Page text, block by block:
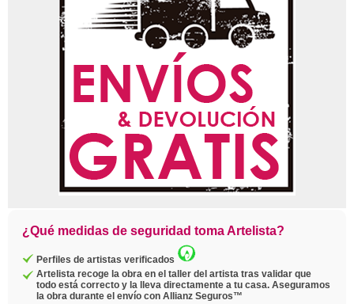
¿Qué medidas de seguridad toma Artelista?
Perfiles de artistas verificados
Artelista recoge la obra en el taller del artista tras validar que
todo está correcto y la lleva directamente a tu casa. Aseguramos
la obra durante el envío con Allianz Seguros™